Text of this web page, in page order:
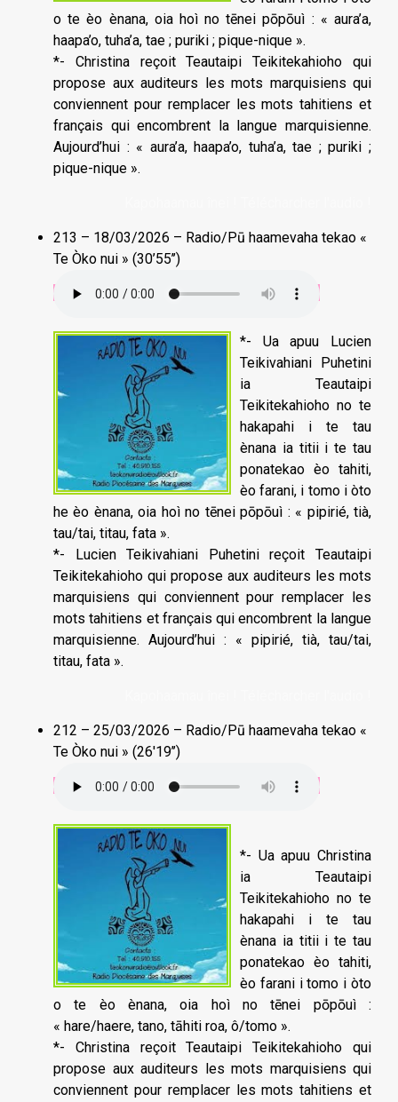
o te èo ènana, oia hoì no tēnei pōpōuì : « aura’a,
haapa’o, tuha’a, tae ; puriki ; pique-nique ».
*- Christina reçoit Teautaipi Teikitekahioho qui
propose aux auditeurs les mots marquisiens qui
conviennent pour remplacer les mots tahitiens et
français qui encombrent la langue marquisienne.
Aujourd’hui : « aura’a, haapa’o, tuha’a, tae ; puriki ;
pique-nique ».
213 – 18/03/2026 – Radio/Pū haamevaha tekao «
Te Òko nui » (30’55’’)
*- Ua apuu Lucien
Teikivahiani Puhetini
ia Teautaipi
Teikitekahioho no te
hakapahi i te tau
ènana ia titii i te tau
ponatekao èo tahiti,
èo farani, i tomo i òto
he èo ènana, oia hoì no tēnei pōpōuì : « pipirié, tià,
tau/tai, titau, fata ».
*- Lucien Teikivahiani Puhetini reçoit Teautaipi
Teikitekahioho qui propose aux auditeurs les mots
marquisiens qui conviennent pour remplacer les
mots tahitiens et français qui encombrent la langue
marquisienne. Aujourd’hui : « pipirié, tià, tau/tai,
titau, fata ».
212 – 25/03/2026 – Radio/Pū haamevaha tekao «
Te Òko nui » (26'19’’)
*- Ua apuu Christina
ia Teautaipi
Teikitekahioho no te
hakapahi i te tau
ènana ia titii i te tau
ponatekao èo tahiti,
èo farani i tomo i òto
o te èo ènana, oia hoì no tēnei pōpōuì :
« hare/haere, tano, tāhiti roa, ô/tomo ».
*- Christina reçoit Teautaipi Teikitekahioho qui
propose aux auditeurs les mots marquisiens qui
conviennent pour remplacer les mots tahitiens et